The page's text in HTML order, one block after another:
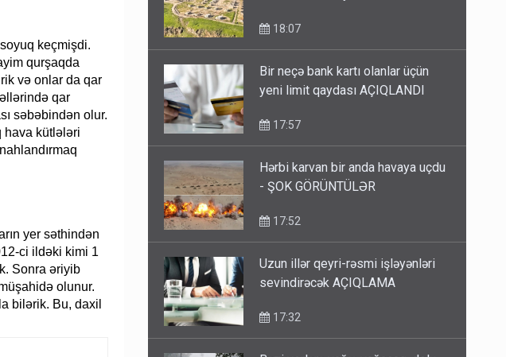
keçmişdi.
qurşaqda
və onlar da qar
qar
səbəbindən olur.
hava kütlələri
yer səthindən
ci ildəki kimi 1
Sonra əriyib
olunur.
bilərik. Bu, daxil
18:07
Bir neçə bank kartı olanlar üçün
yeni limit qaydası AÇIQLANDI
17:57
Hərbi karvan bir anda havaya uçdu
- ŞOK GÖRÜNTÜLƏR
17:52
Uzun illər qeyri-rəsmi işləyənləri
sevindirəcək AÇIQLAMA
17:32